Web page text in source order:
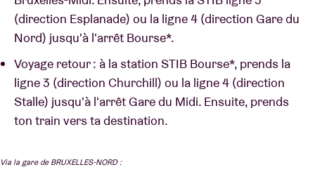
(direction Esplanade) ou la ligne 4 (direction Gare du
Nord) jusqu'à l'arrêt Bourse*.
Voyage retour : à la station STIB Bourse*, prends la
ligne 3 (direction Churchill) ou la ligne 4 (direction
Stalle) jusqu'à l'arrêt Gare du Midi. Ensuite, prends
ton train vers ta destination.
Via la gare de BRUXELLES-NORD :